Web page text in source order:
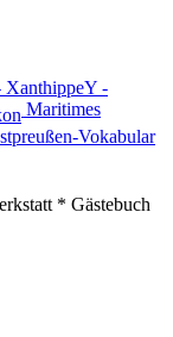
XanthippeY -
️ Maritimes
Vokabular
* Gästebuch